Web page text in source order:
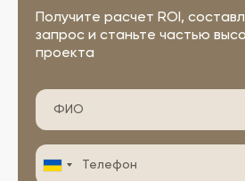
Получите расчет ROI,
запрос и станьте частью
проекта
Ukraine